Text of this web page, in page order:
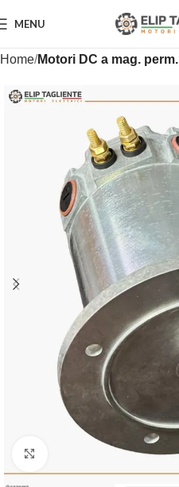
MENU
Home Motori DC a mag. perm.
Click to enlarge
Applicazioni